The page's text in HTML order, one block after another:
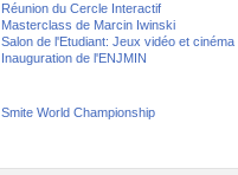
Réunion du Cercle Interactif
Masterclass de Marcin Iwinski
Salon de l'Etudiant: Jeux vidéo et cinéma
Inauguration de l'ENJMIN
Smite World Championship